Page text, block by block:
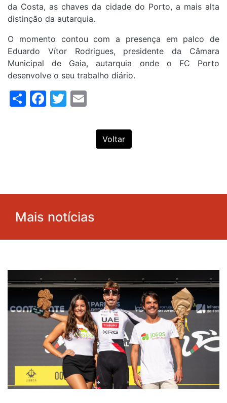
da Costa, as chaves da cidade do Porto, a mais alta
distinção da autarquia.
O momento contou com a presença em palco de
Eduardo Vítor Rodrigues, presidente da Câmara
Municipal de Gaia, autarquia onde o FC Porto
desenvolve o seu trabalho diário.
ShareFacebook
Twitter
Voltar
Mais notícias